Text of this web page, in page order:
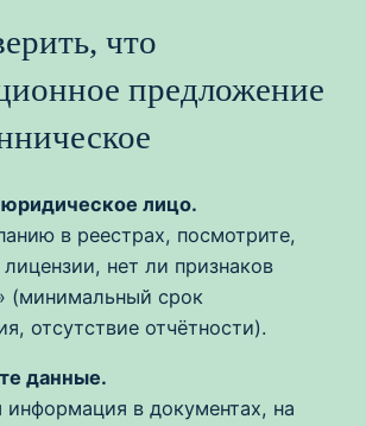
что
предложение
лицо.
в реестрах, посмотрите,
нет ли признаков
(минимальный срок
отсутствие отчётности).
данные.
в документах, на